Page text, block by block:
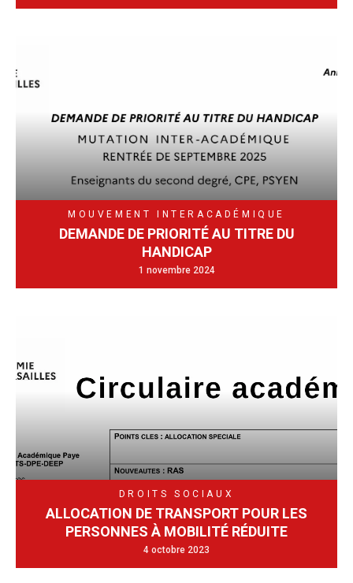
MOUVEMENT INTERACADÉMIQUE
DEMANDE DE PRIORITÉ AU TITRE DU
HANDICAP
1 novembre 2024
DROITS SOCIAUX
ALLOCATION DE TRANSPORT POUR LES
PERSONNES À MOBILITÉ RÉDUITE
4 octobre 2023